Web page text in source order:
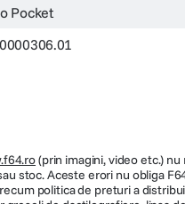
Pocket
(prin imagini, video etc.)
stoc. Aceste erori nu obliga
politica de preturi a